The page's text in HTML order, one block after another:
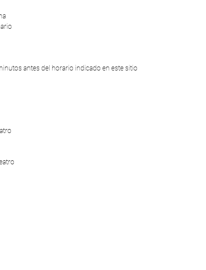
antes del horario indicado en este sitio